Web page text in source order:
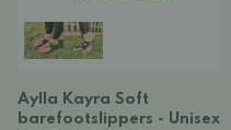
Aylla Kayra Soft
barefootslippers - Unisex